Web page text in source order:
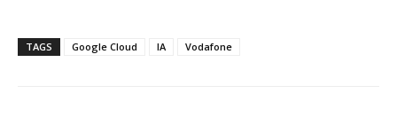
TAGS Google Cloud IA Vodafone